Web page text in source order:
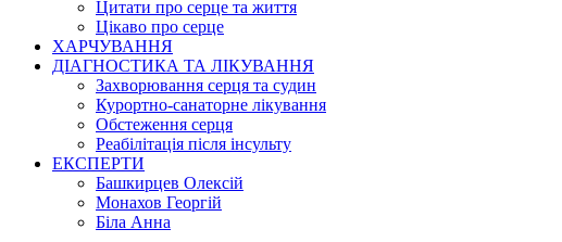
Цитати про серце та життя
Цікаво про серце
ХАРЧУВАННЯ
ДІАГНОСТИКА ТА ЛІКУВАННЯ
Захворювання серця та судин
Курортно-cанаторне лікування
Обстеження серця
Реабілітація після інсульту
ЕКСПЕРТИ
Башкирцев Олексій
Монахов Георгій
Біла Анна